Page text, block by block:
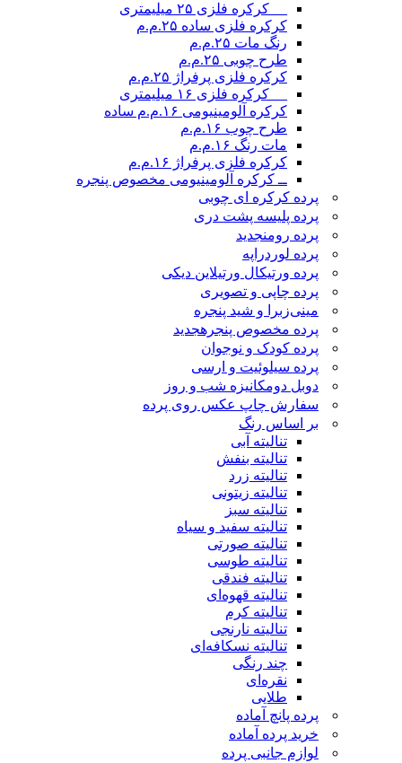
__ کرکره فلزی ۲۵ میلیمتری
کرکره فلزی ساده ۲۵.م.م
رنگ مات ۲۵.م.م
طرح چوبی ۲۵.م.م
کرکره فلزی پرفراژ ۲۵.م.م
__ کرکره فلزی ۱۶ میلیمتری
کرکره آلومینیومی ۱۶.م.م ساده
طرح چوب ۱۶.م.م
مات رنگ ۱۶.م.م
کرکره فلزی پرفراژ ۱۶.م.م
ــ کرکره آلومینیومی مخصوص پنجره
پرده کرکره ای چوبی
پرده پلیسه پشت دری
پرده رومنجدید
پرده لوردراپه
پرده ورتیکال ورتیلاین دیکی
پرده چاپی و تصویری
مینی‌زبرا و شید پنجره
پرده مخصوص پنجرهجدید
پرده کودک و نوجوان
پرده سیلوئیت و ارسی
دوبل دومکانیزه شب و روز
سفارش چاپ عکس روی پرده
بر اساس رنگ
تنالیته آبی
تنالیته بنفش
تنالیته زرد
تنالیته زیتونی
تنالیته سبز
تنالیته سفید و سیاه
تنالیته صورتی
تنالیته طوسی
تنالیته فندقی
تنالیته قهوه‌ای
تنالیته کرم
تنالیته نارنجی
تنالیته نسکافه‌ای
چند رنگی
نقره‌ای
طلایی
پرده پانچ آماده
خرید پرده آماده
لوازم جانبی پرده